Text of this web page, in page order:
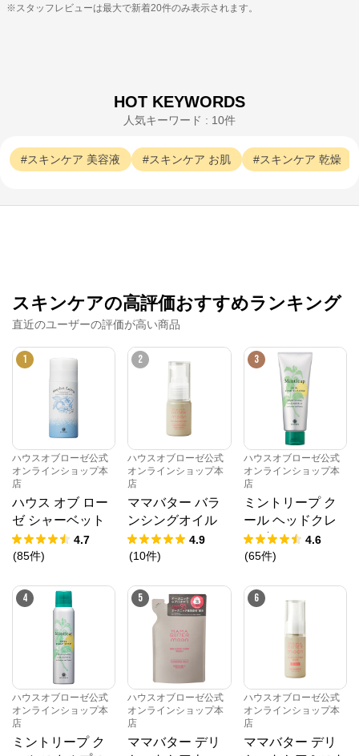
※スタッフレビューは最大で新着20件のみ表示されます。
HOT KEYWORDS
人気キーワード : 10件
スキンケア 美容液 スキンケア お肌 スキンケア 乾燥
スキンケアの高評価おすすめランキング
直近のユーザーの評価が高い商品
1
ハウスオブローゼ公式
オンラインショップ本
店
ハウス オブ ロー
ゼ シャーベット
ローション 95g
4.7
(85件)
2
ハウスオブローゼ公式
オンラインショップ本
店
ママバター バラ
ンシングオイル
20mL
4.9
(10件)
3
ハウスオブローゼ公式
オンラインショップ本
店
ミントリープ ク
ール ヘッドクレ
ンズ 200g4.6
(65件)
4
ハウスオブローゼ公式
オンラインショップ本
店
ミントリープ ク
5
ハウスオブローゼ公式
オンラインショップ本
店
ママバター デリ
6
ハウスオブローゼ公式
オンラインショップ本
店
ママバター デリ
の日本公式サイトです。